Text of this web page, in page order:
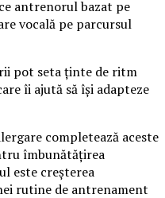
antrenorul bazat pe
vocală pe parcursul
pot seta ținte de ritm
îi ajută să își adapteze
completează aceste
îmbunătățirea
este creșterea
rutine de antrenament